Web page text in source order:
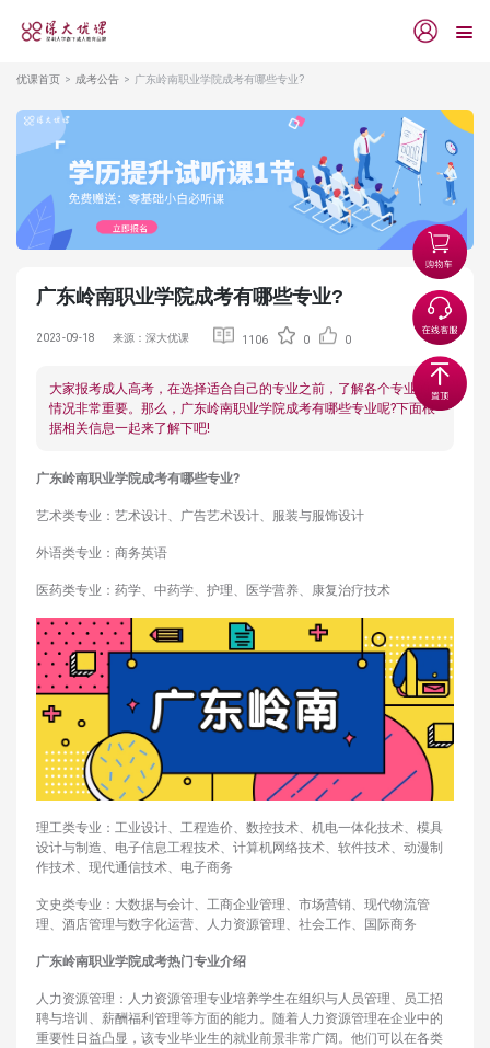
优课首页 成考公告 广东岭南职业学院成考有哪些专业?
广东岭南职业学院成考有哪些专业?
2023-09-18 来源：深大优课 1106 0 0
大家报考成人高考，在选择适合自己的专业之前，了解各个专业的
情况非常重要。那么，广东岭南职业学院成考有哪些专业呢?下面根
据相关信息一起来了解下吧!
广东岭南职业学院成考有哪些专业?
艺术类专业：艺术设计、广告艺术设计、服装与服饰设计
外语类专业：商务英语
医药类专业：药学、中药学、护理、医学营养、康复治疗技术
理工类专业：工业设计、工程造价、数控技术、机电一体化技术、模具
设计与制造、电子信息工程技术、计算机网络技术、软件技术、动漫制
作技术、现代通信技术、电子商务
文史类专业：大数据与会计、工商企业管理、市场营销、现代物流管
理、酒店管理与数字化运营、人力资源管理、社会工作、国际商务
广东岭南职业学院成考热门专业介绍
人力资源管理：人力资源管理专业培养学生在组织与人员管理、员工招
聘与培训、薪酬福利管理等方面的能力。随着人力资源管理在企业中的
重要性日益凸显，该专业毕业生的就业前景非常广阔。他们可以在各类